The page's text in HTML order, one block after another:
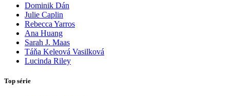
Dominik Dán
Julie Caplin
Rebecca Yarros
Ana Huang
Sarah J. Maas
Táňa Keleová Vasilková
Lucinda Riley
Top série